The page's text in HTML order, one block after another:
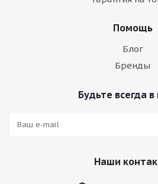
Помощь
Блог
Бренды
Будьте всегда в
Наши